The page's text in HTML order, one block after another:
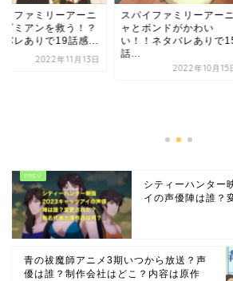
イファミリーアーニ
ダミアンを救う！？
バレありで19話感...
2022年11月13日
スパイファミリーアーニ
ャとボンドがかわい
い！！ネタバレありで
話...
2022年10月15
シティーハンター
イの声優陣は誰？
青の祓魔師アニメ3期いつから放送？声
優は誰？制作会社はどこ？内容は原作